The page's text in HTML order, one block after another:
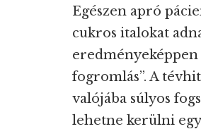
Egészen apró
cukros italokat
fogromlás”. A
valójába súlyos
lehetne kerülni